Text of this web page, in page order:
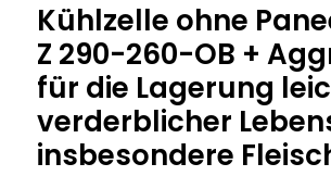
Kühlzelle ohne
Z 290-260-OB +
für die Lagerung
verderblicher
insbesondere